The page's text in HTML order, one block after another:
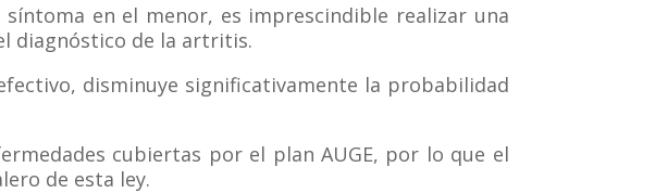
en el menor, es imprescindible realizar una
diagnóstico de la artritis.
disminuye significativamente la probabilidad
cubiertas por el plan AUGE, por lo que el
de esta ley.